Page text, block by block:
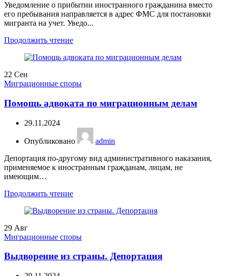
Уведомление о прибытии иностранного гражданина вместо
его пребывания направляется в адрес ФМС для постановки
мигранта на учет. Уведо...
Продолжить чтение
22 Сен
Миграционные споры
Помощь адвоката по миграционным делам
29.11.2024
Опубликовано
admin
Депортация по-другому вид административного наказания,
применяемое к иностранным гражданам, лицам, не
имеющим…
Продолжить чтение
29 Авг
Миграционные споры
Выдворение из страны. Депортация